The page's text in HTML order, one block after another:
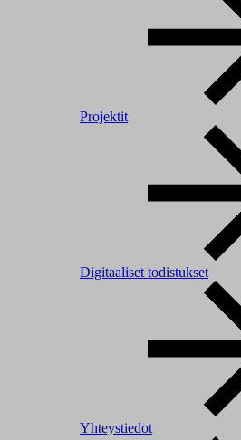
Projektit
Digitaaliset todistukset
Yhteystiedot